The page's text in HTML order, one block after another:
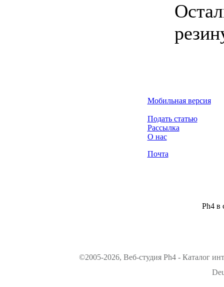
Мобильная версия
Подать статью
Рассылка
О нас
Почта
Ph4 в
©2005-2026, Веб-студия Ph4 - Каталог